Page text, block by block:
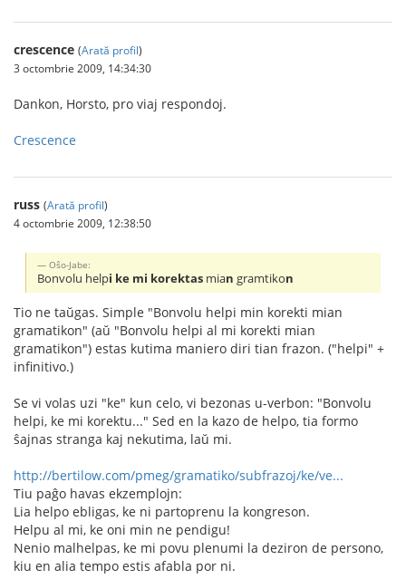
crescence (Arată profil)
3 octombrie 2009, 14:34:30
Dankon, Horsto, pro viaj respondoj.
Crescence
russ (Arată profil)
4 octombrie 2009, 12:38:50
Oŝo-Jabe:
Bonvolu helpi ke mi korektas mian gramtikon
Tio ne taŭgas. Simple "Bonvolu helpi min korekti mian
gramatikon" (aŭ "Bonvolu helpi al mi korekti mian
gramatikon") estas kutima maniero diri tian frazon. ("helpi" +
infinitivo.)
Se vi volas uzi "ke" kun celo, vi bezonas u-verbon: "Bonvolu
helpi, ke mi korektu..." Sed en la kazo de helpo, tia formo
ŝajnas stranga kaj nekutima, laŭ mi.
http://bertilow.com/pmeg/gramatiko/subfrazoj/ke/ve...
Tiu paĝo havas ekzemplojn:
Lia helpo ebligas, ke ni partoprenu la kongreson.
Helpu al mi, ke oni min ne pendigu!
Nenio malhelpas, ke mi povu plenumi la deziron de persono,
kiu en alia tempo estis afabla por ni.